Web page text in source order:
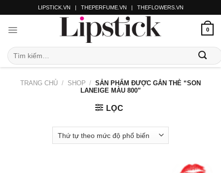
LIPSTICK.VN | THEPERFUME.VN | THEFLOWERS.VN
0
TRANG CHỦ / SHOP / SẢN PHẨM ĐƯỢC GẮN THẺ “SON
LANEIGE MÀU 800”
LỌC